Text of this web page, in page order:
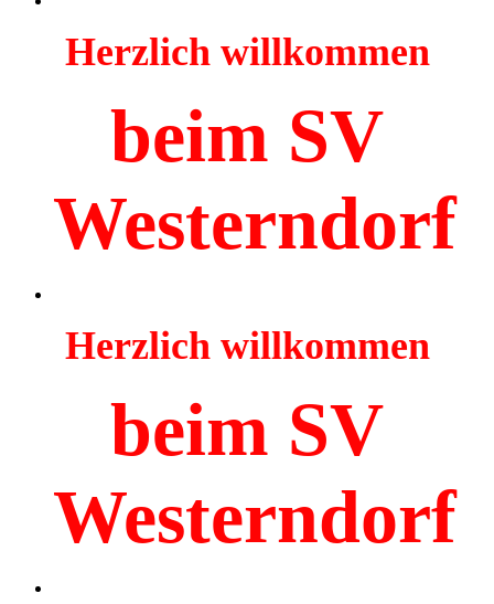
Herzlich willkommen
beim SV
Westerndorf
Herzlich willkommen
beim SV
Westerndorf